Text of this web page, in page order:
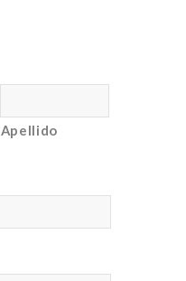
Apellido